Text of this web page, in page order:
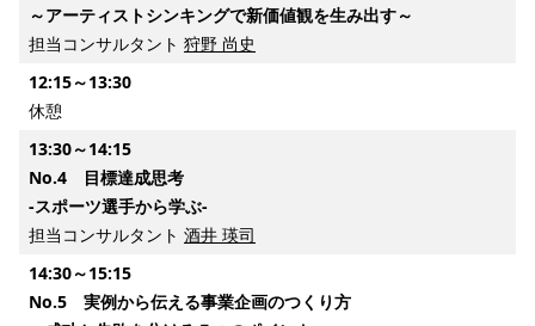
～アーティストシンキングで新価値観を生み出す～
担当コンサルタント 狩野 尚史
12:15～13:30
休憩
13:30～14:15
No.4 目標達成思考
-スポーツ選手から学ぶ-
担当コンサルタント 酒井 瑛司
14:30～15:15
No.5 実例から伝える事業企画のつくり方